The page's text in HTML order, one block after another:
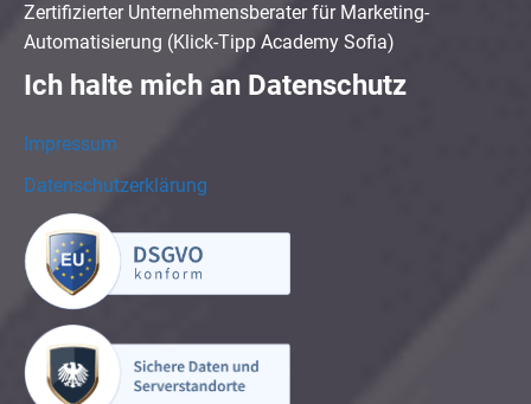
Zertifizierter Unternehmensberater für Marketing-
Automatisierung (Klick-Tipp Academy Sofia)
Ich halte mich an Datenschutz
Impressum
Datenschutzerklärung